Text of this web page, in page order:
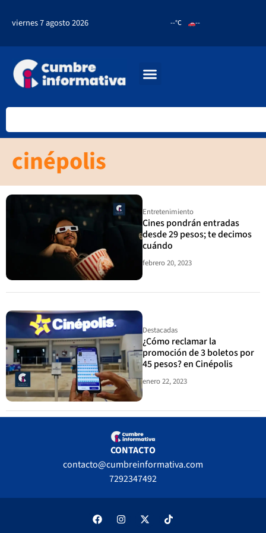
viernes 7 agosto 2026 --°C --
cinépolis
Entretenimiento
Cines pondrán entradas
desde 29 pesos; te decimos
cuándo
febrero 20, 2023
Destacadas
¿Cómo reclamar la
promoción de 3 boletos por
45 pesos? en Cinépolis
enero 22, 2023
CONTACTO
contacto@cumbreinformativa.com
7292347492